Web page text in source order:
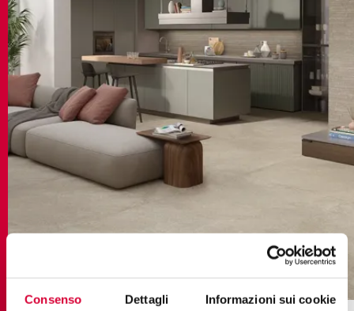
Consenso Dettagli Informazioni sui cookie
arkè beige